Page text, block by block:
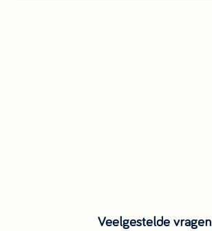
Veelgestelde vragen